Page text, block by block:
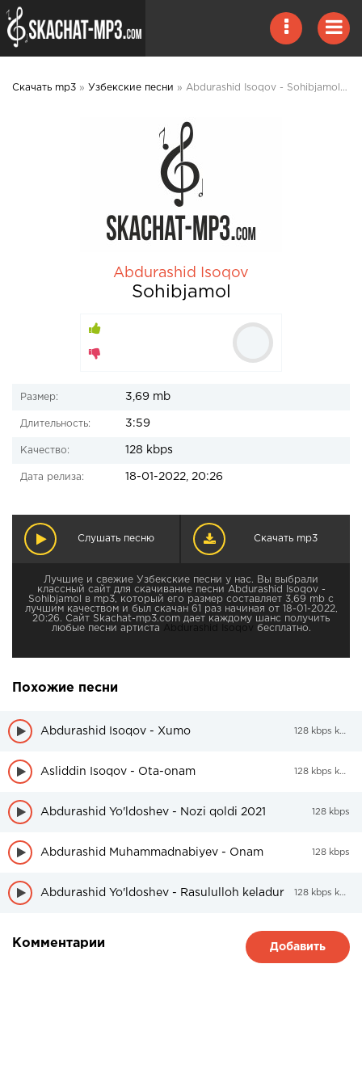
Скачать mp3 » Узбекские песни » Abdurashid Isoqov - Sohibjamol mp3 скачать
Abdurashid Isoqov
Sohibjamol
Размер: 3,69 mb
Длительность: 3:59
Качество: 128 kbps
Дата релиза: 18-01-2022, 20:26
Слушать песню Скачать mp3
Лучшие и свежие Узбекские песни у нас. Вы выбрали
классный сайт для скачивание песни Abdurashid Isoqov -
Sohibjamol в mp3, который его размер составляет 3,69 mb с
лучшим качеством и был скачан 61 раз начиная от 18-01-2022,
20:26. Сайт Skachat-mp3.com дает каждому шанс получить
любые песни артиста
Abdurashid Isoqov бесплатно.
Похожие песни
Abdurashid Isoqov - Xumo 128 kbps kbps
Asliddin Isoqov - Ota-onam 128 kbps kbps
Abdurashid Yo'ldoshev - Nozi qoldi 2021 128 kbps
Abdurashid Muhammadnabiyev - Onam 128 kbps
Abdurashid Yo'ldoshev - Rasululloh keladur 128 kbps kbps
Комментарии Добавить